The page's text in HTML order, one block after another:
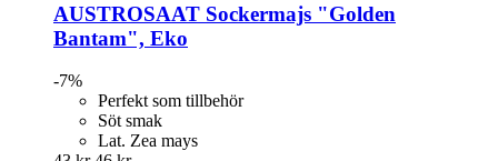
AUSTROSAAT Sockermajs "Golden
Bantam", Eko
-7%
Perfekt som tillbehör
Söt smak
Lat. Zea mays